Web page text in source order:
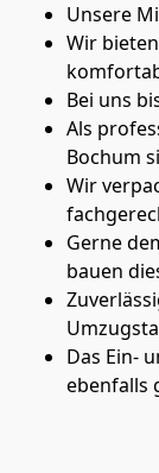
Unsere
Wir
Bei uns
Als
Bochum
Wir
Gerne
bauen
Das Ein-
ebenfalls